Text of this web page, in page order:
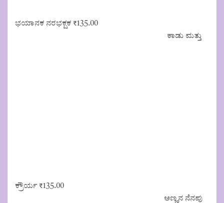
ಭಯಾನಕ ನರಭಕ್ಷಕ ₹135.00
ಕಾಡು ಮತ್ತು
ಕ್ರೌರ್ಯ ₹135.00
ಅಣ್ಣನ ನೆನಪು